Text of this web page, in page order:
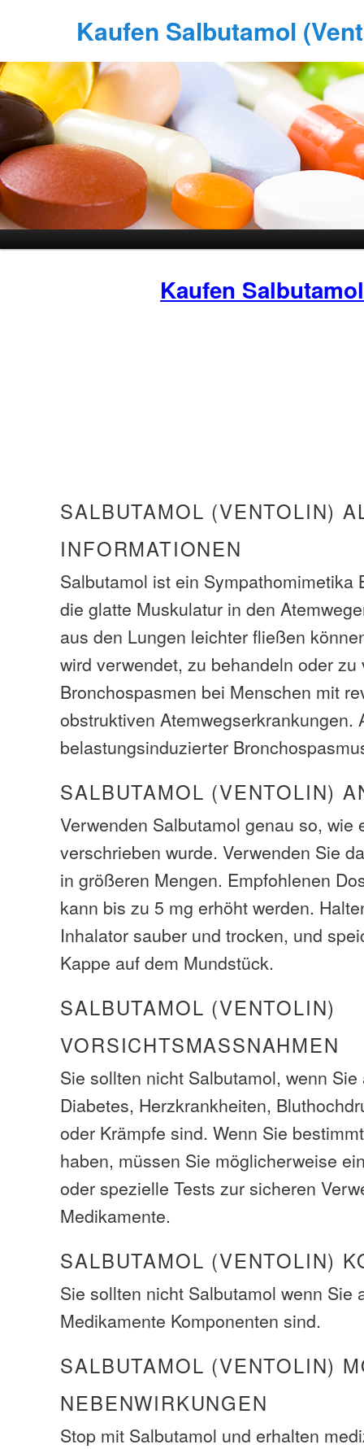
Kaufen Salbutamol
Kaufen Salbutamol
SALBUTAMOL (VENTOLIN)
INFORMATIONEN
Salbutamol ist ein Sympathomimetika
die glatte Muskulatur in den
aus den Lungen leichter fließen
wird verwendet, zu behandeln oder zu
Bronchospasmen bei Menschen mit
obstruktiven Atemwegserkrankungen.
belastungsinduzierter
SALBUTAMOL (VENTOLIN)
Verwenden Salbutamol genau so, wie
verschrieben wurde. Verwenden Sie
in größeren Mengen. Empfohlenen
kann bis zu 5 mg erhöht werden.
Inhalator sauber und trocken, und
Kappe auf dem Mundstück.
SALBUTAMOL (VENTOLIN)
VORSICHTSMASSNAHMEN
Sie sollten nicht Salbutamol, wenn
Diabetes, Herzkrankheiten,
oder Krämpfe sind. Wenn Sie
haben, müssen Sie möglicherweise
oder spezielle Tests zur sicheren
Medikamente.
SALBUTAMOL (VENTOLIN)
Sie sollten nicht Salbutamol wenn Sie
Medikamente Komponenten sind.
SALBUTAMOL (VENTOLIN)
NEBENWIRKUNGEN
Stop mit Salbutamol und erhalten